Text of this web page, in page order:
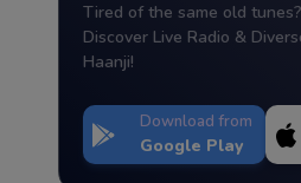
Tired of the same old tunes?
Discover Live Radio &
Haanji!
Download from
Google Play